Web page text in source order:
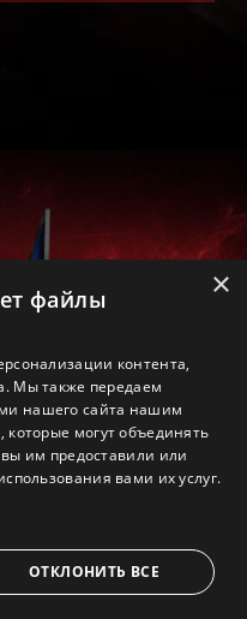
RJ45
HDMI™2.1
USB 3.2 Gen1 Type-C /
3.2 Gen1 Type-A
×
файлы
контента,
Мы также передаем
нашего сайта нашим
могут объединять
им предоставили или
вами их услуг.
ОТКЛОНИТЬ ВСЕ